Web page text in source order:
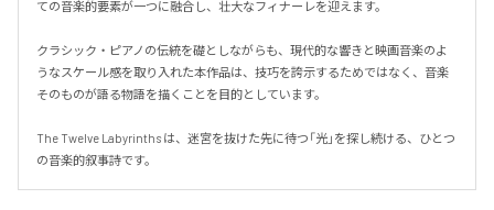
ての音楽的要素が一つに融合し、壮大なフィナーレを迎えます。
クラシック・ピアノの伝統を礎としながらも、現代的な響きと映画音楽のよ
うなスケール感を取り入れた本作品は、技巧を誇示するためではなく、音楽
そのものが語る物語を描くことを目的としています。
The Twelve Labyrinths は、迷宮を抜けた先に待つ「光」を探し続ける、ひとつ
の音楽的叙事詩です。